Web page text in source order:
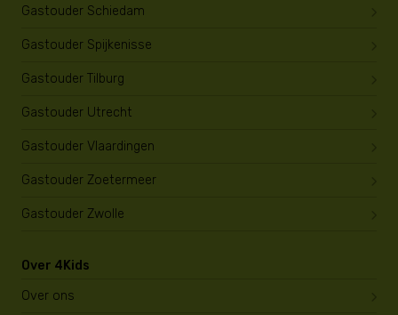
Gastouder Schiedam
Gastouder Spijkenisse
Gastouder Tilburg
Gastouder Utrecht
Gastouder Vlaardingen
Gastouder Zoetermeer
Gastouder Zwolle
Over 4Kids
Over ons